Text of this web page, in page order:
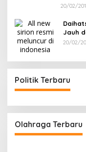
20/02/
Jauh
20/02/
Politik Terbaru
Olahraga Terbaru